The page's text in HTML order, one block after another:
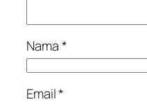
Nama*
Email*